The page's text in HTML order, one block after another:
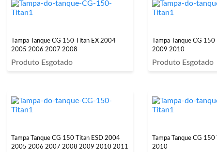
Tampa Tanque CG 150 Titan EX 2004
2005 2006 2007 2008
Produto Esgotado
Tampa Tanque CG
2009 2010
Produto Esgotado
Tampa Tanque CG 150 Titan ESD 2004
2005 2006 2007 2008 2009 2010 2011
Tampa Tanque CG
2010